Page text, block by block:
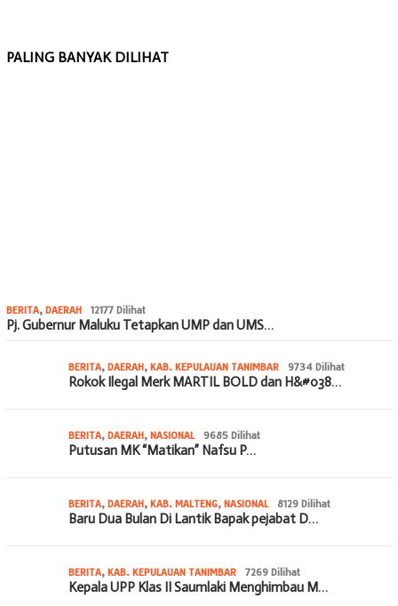
PALING BANYAK DILIHAT
BERITA, DAERAH 12177 Dilihat
Pj. Gubernur Maluku Tetapkan UMP dan UMS…
BERITA, DAERAH, KAB. KEPULAUAN TANIMBAR 9734 Dilihat
Rokok Ilegal Merk MARTIL BOLD dan H&#038…
BERITA, DAERAH, NASIONAL 9685 Dilihat
Putusan MK “Matikan” Nafsu P…
BERITA, DAERAH, KAB. MALTENG, NASIONAL 8129 Dilihat
Baru Dua Bulan Di Lantik Bapak pejabat D…
BERITA, KAB. KEPULAUAN TANIMBAR 7269 Dilihat
Kepala UPP Klas II Saumlaki Menghimbau M…